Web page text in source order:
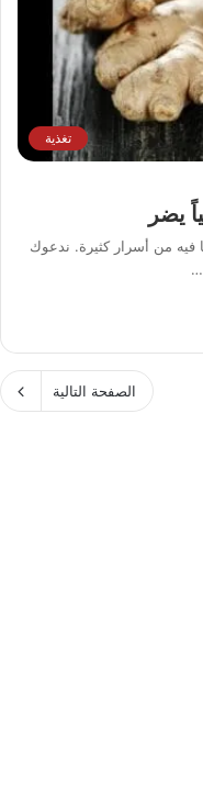
تغذية
يضر
فيه من أسرار كثيرة. ندعوك
الصفحة التالية